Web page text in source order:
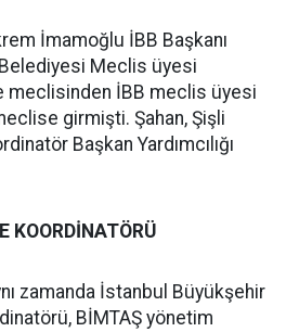
İmamoğlu İBB Başkanı
Meclis üyesi
meclisinden İBB meclis üyesi
girmişti. Şahan, Şişli
Başkan Yardımcılığı
KOORDİNATÖRÜ
zamanda İstanbul Büyükşehir
BİMTAŞ yönetim